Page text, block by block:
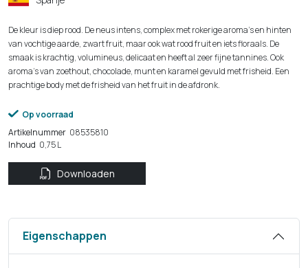
De kleur is diep rood. De neus intens, complex met rokerige aroma's en hinten
van vochtige aarde, zwart fruit, maar ook wat rood fruit en iets floraals. De
smaak is krachtig, volumineus, delicaat en heeft al zeer fijne tannines. Ook
aroma's van zoethout, chocolade, munt en karamel gevuld met frisheid. Een
prachtige body met de frisheid van het fruit in de afdronk.
Op voorraad
Artikelnummer 08535810
Inhoud 0,75 L
Downloaden
Eigenschappen